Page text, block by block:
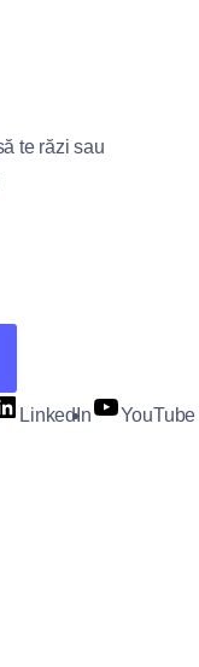
te răzi sau
LinkedIn
YouTube